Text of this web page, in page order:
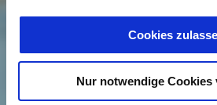
Cookies
Nur notwendige Cookies